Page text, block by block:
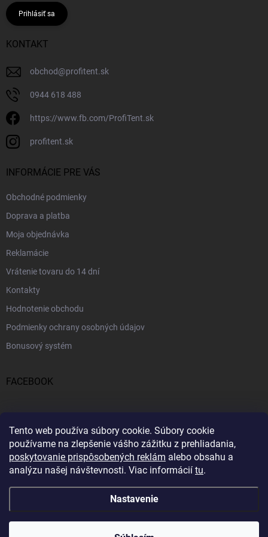
Tento web používa súbory cookie. Súbory cookie
používame na zlepšenie vášho zážitku z prehliadania,
poskytovanie prispôsobených reklám alebo obsahu a
analýzu našej návštevnosti. Viac informácií tu.
Nastavenie
Prihlásiť sa
KONTAKT
obchod@profitent.sk
0944 618 488
https://www.fb.com/ProfiTent.sk
profitent.sk
INFORMÁCIE PRE VÁS
Obchodné podmienky
Doprava a platba
Moja objednávka
Reklamácie
Vrátenie tovaru do 14 dní
Kontakty
Hodnotenie obchodu
Podmienky ochrany osobných údajov
Bonusový systém
FACEBOOK
PRIJÍMAME ONLINE PLATBY
Profitent.sk . Všetky práva vyhradené.